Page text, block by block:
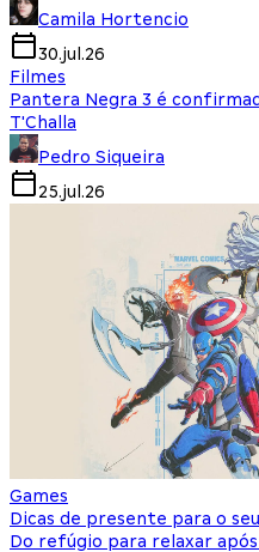
Camila Hortencio
30.jul.26
Filmes
Pantera Negra 3 é
T'Challa
Pedro Siqueira
25.jul.26
Games
Dicas de presente para o
Do refúgio para relaxar